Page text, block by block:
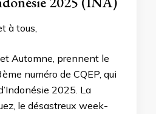
à tous,
Automne, prennent le
numéro de CQEP, qui
2025. La
le désastreux week-